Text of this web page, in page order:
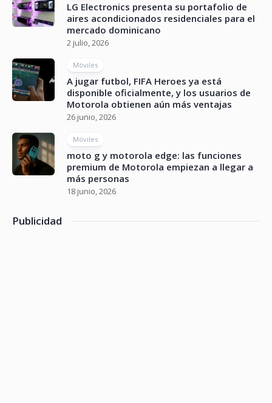
LG Electronics presenta su portafolio de
aires acondicionados residenciales para el
mercado dominicano
2 julio, 2026
Móviles
A jugar futbol, FIFA Heroes ya está
disponible oficialmente, y los usuarios de
Motorola obtienen aún más ventajas
26 junio, 2026
Móviles
moto g y motorola edge: las funciones
premium de Motorola empiezan a llegar a
más personas
18 junio, 2026
Publicidad